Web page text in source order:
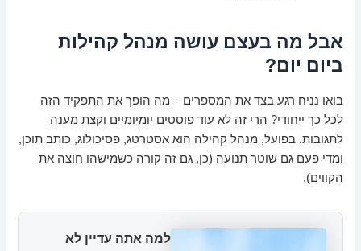
אבל מה בעצם עושה מנהל קהילות
ביום יום?
בואו נניח רגע בצד את המספרים – מה הופך את התפקיד הזה
לכל כך ייחודי? הרי זה לא עוד פוסטים יומיומיים וקצת מענה
לתגובות. בפועל, מנהל קהילה הוא אסטרטג, פסיכולוג, כותב תוכן,
ומדי פעם גם שוטר תנועה (כן, גם זה קורה כשמישהו חוצה את
הקווים).
למה אתה עדיין לא